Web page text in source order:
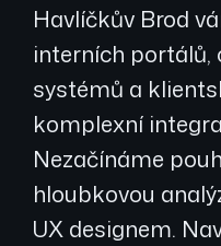
Havlíčkův Brod
interních portálů,
systémů a
komplexní
Nezačínáme
hloubkovou
UX designem.